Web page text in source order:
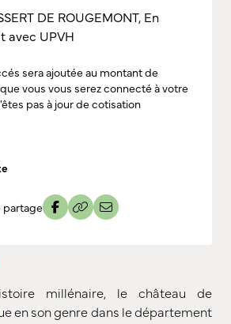
millénaire, le château de
en son genre dans le département
DE ROUGEMONT, En
avec UPVH
sera ajoutée au montant de
vous vous serez connecté à votre
pas à jour de cotisation
partage